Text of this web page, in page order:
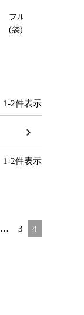
フルーツ麦茶（れ
(袋)
1-2件表示
1-2件表示
… 3 4